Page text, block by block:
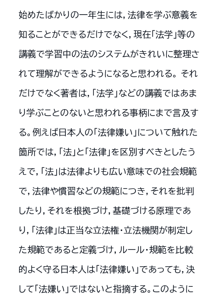
始めたばかりの一年生には，法律を学ぶ意義を
知ることができるだけでなく，現在「法学」等の
講義で学習中の法のシステムがきれいに整理さ
れて理解ができるようになると思われる。 それ
だけでなく著者は，「法学」などの講義ではあま
り学ぶことのないと思われる事柄にまで言及す
る。例えば日本人の「法律嫌い」について触れた
箇所では，「法」と「法律」を区別すべきとしたう
えで，「法」は法律よりも広い意味での社会規範
で，法律や慣習などの規範につき，それを批判
したり，それを根拠づけ，基礎づける原理であ
り，「法律」は正当な立法権・立法機関が制定し
た規範であると定義づけ，ルール・規範を比較
的よく守る日本人は「法律嫌い」であっても，決
して「法嫌い」ではないと指摘する。このように